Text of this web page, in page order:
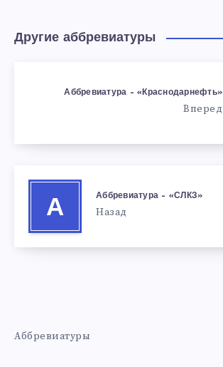
Другие аббревиатуры
Аббревиатура – «Краснодарнефть»
Вперед
А
Аббревиатура – «СЛКЗ»
Назад
Аббревиатуры